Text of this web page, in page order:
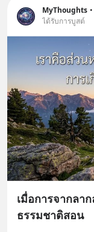
MyThoughts •
ได้รับการบูสต์
เมื่อการจากลา
ธรรมชาติสอน